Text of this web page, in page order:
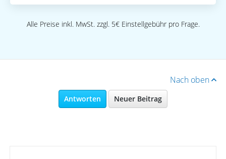
Alle Preise inkl. MwSt. zzgl. 5€ Einstellgebühr pro Frage.
Nach oben
Antworten Neuer Beitrag